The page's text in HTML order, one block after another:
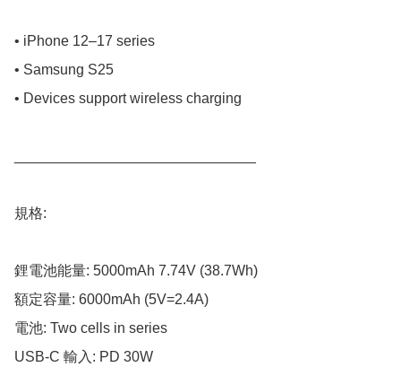
• iPhone 12–17 series
• Samsung S25
• Devices support wireless charging
規格:
鋰電池能量: 5000mAh 7.74V (38.7Wh)
額定容量: 6000mAh (5V=2.4A)
電池: Two cells in series
USB-C 輸入: PD 30W